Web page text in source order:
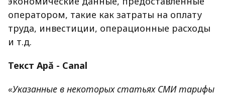
оператором, такие как затраты на оплату
труда, инвестиции, операционные расходы
и т.д.
Текст Apă - Canal
«Указанные в некоторых статьях СМИ тарифы